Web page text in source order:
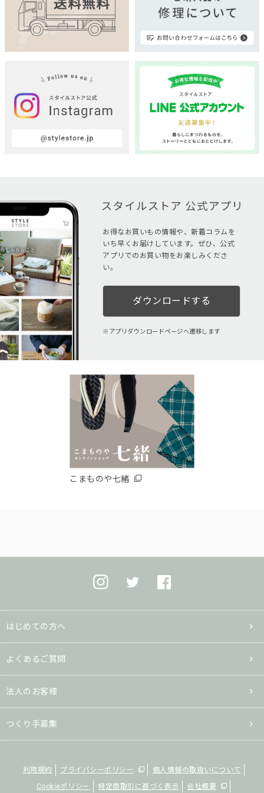
お得なお買いもの情報や、新着コラムを
いち早くお届けしています。ぜひ、公式
アプリでのお買い物をお楽しみくださ
い。
ダウンロードする
アプリダウンロードページへ遷移します
こまものや七緒
はじめての方へ
よくあるご質問
法人のお客様
つくり手募集
利用規約 プライバシーポリシー
個人情報の取扱いについて
Cookieポリシー
特定商取引に基づく表示 会社概要